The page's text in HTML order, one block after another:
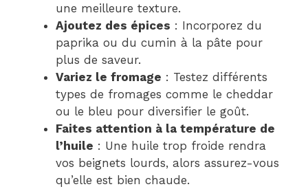
une meilleure texture.
Ajoutez des épices : Incorporez du
paprika ou du cumin à la pâte pour
plus de saveur.
Variez le fromage : Testez différents
types de fromages comme le cheddar
ou le bleu pour diversifier le goût.
Faites attention à la température de
l’huile : Une huile trop froide rendra
vos beignets lourds, alors assurez-vous
qu’elle est bien chaude.